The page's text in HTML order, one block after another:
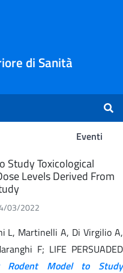
di Sanità
Eventi
Study Toxicological
Levels Derived From
03/2022
L, Martinelli A, Di Virgilio A,
F; LIFE PERSUADED
Rodent Model to Study